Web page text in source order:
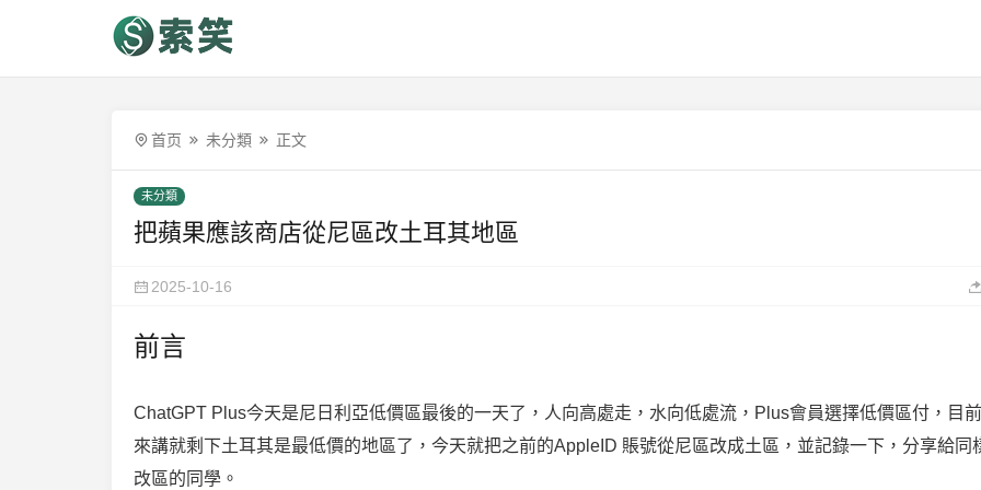
首页 未分類 正文
未分類
把蘋果應該商店從尼區改土耳其地區
2025-10-16
前言
ChatGPT Plus今天是尼日利亞低價區最後的一天了，人向高處走，水向低處流，Plus會員選擇低價區付，目
來講就剩下土耳其是最低價的地區了，今天就把之前的AppleID 賬號從尼區改成土區，並記錄一下，分享給同
改區的同學。